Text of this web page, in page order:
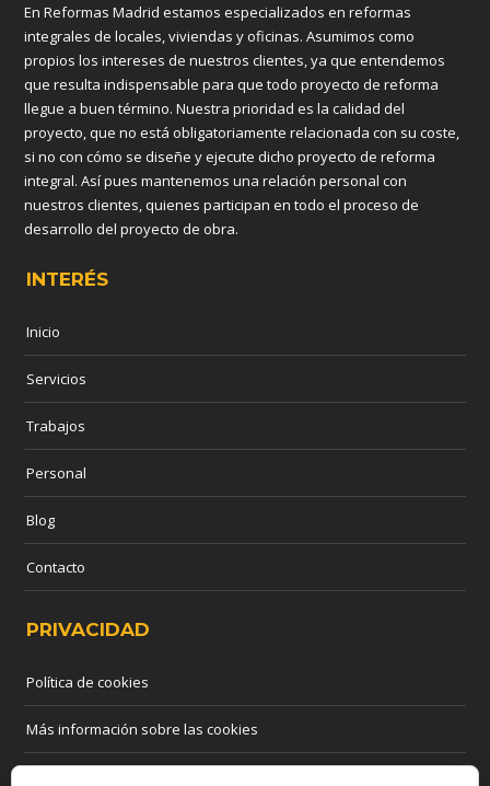
En Reformas Madrid estamos especializados en reformas
integrales de locales, viviendas y oficinas. Asumimos como
propios los intereses de nuestros clientes, ya que entendemos
que resulta indispensable para que todo proyecto de reforma
llegue a buen término. Nuestra prioridad es la calidad del
proyecto, que no está obligatoriamente relacionada con su coste,
si no con cómo se diseñe y ejecute dicho proyecto de reforma
integral. Así pues mantenemos una relación personal con
nuestros clientes, quienes participan en todo el proceso de
desarrollo del proyecto de obra.
INTERÉS
Inicio
Servicios
Trabajos
Personal
Blog
Contacto
PRIVACIDAD
Política de cookies
Más información sobre las cookies